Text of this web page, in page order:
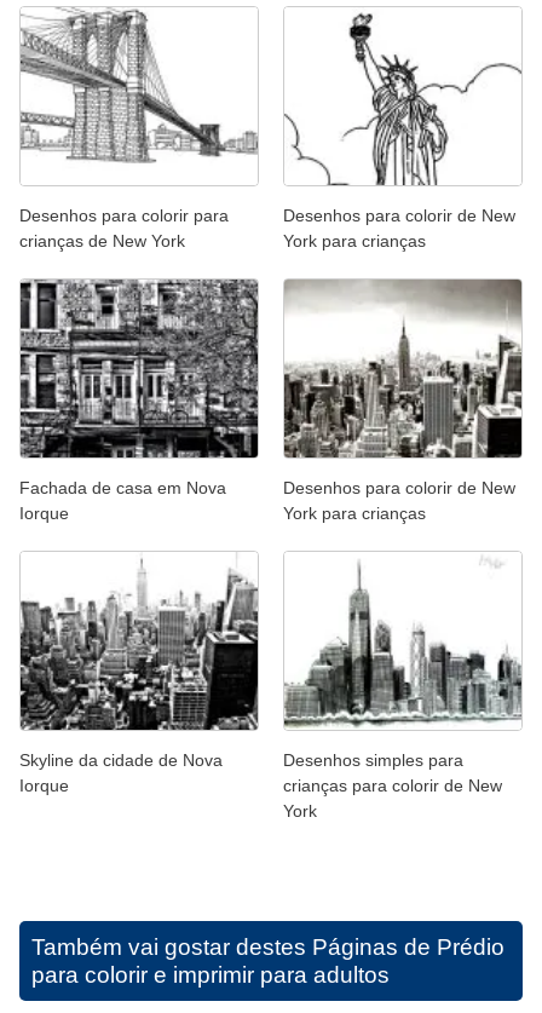
Desenhos para colorir para
crianças de New York
Desenhos para colorir de New
York para crianças
Fachada de casa em Nova
Iorque
Desenhos para colorir de New
York para crianças
Skyline da cidade de Nova
Iorque
Desenhos simples para
crianças para colorir de New
York
Também vai gostar destes Páginas de Prédio
para colorir e imprimir para adultos